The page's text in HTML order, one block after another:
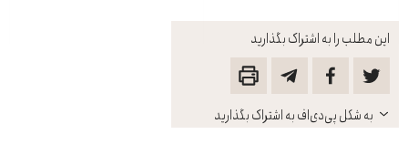
این مطلب را به اشتراک بگذارید
باز
کنید
به شکل پی‌دی‌اف به اشتراک بگذارید